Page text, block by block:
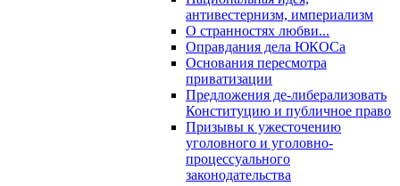
антивестернизм, империализм
О странностях любви...
Оправдания дела ЮКОСа
Основания пересмотра
приватизации
Предложения де-либерализовать
Конституцию и публичное право
Призывы к ужесточению
уголовного и уголовно-
процессуального
законодательства